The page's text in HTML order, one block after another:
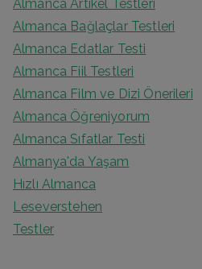
Almanca Artikel Testleri
Almanca Bağlaçlar Testleri
Almanca Edatlar Testi
Almanca Fiil Testleri
Almanca Film ve Dizi Önerileri
Almanca Öğreniyorum
Almanca Sıfatlar Testi
Almanya'da Yaşam
Hızlı Almanca
Leseverstehen
Testler